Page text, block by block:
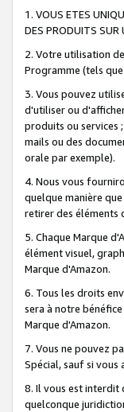
1. VOUS ETES
DES PRODUITS SUR
2. Votre utilisation
Programme (tels
3. Vous pouvez
d'utiliser ou
produits ou services
mails ou des
orale par exemple).
4. Nous vous
quelque manière
retirer des éléments
5. Chaque Marque
élément visuel,
Marque d'Amazon.
6. Tous les droits
sera à notre
Marque d'Amazon.
7. Vous ne pouvez
Spécial, sauf si
8. Il vous est interdit
quelconque